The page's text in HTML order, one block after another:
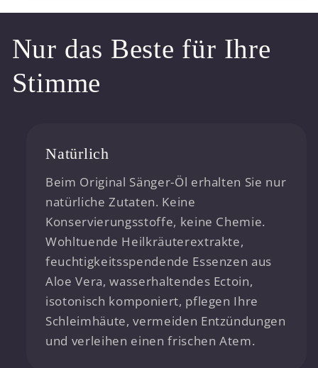
Nur das Beste für Ihre
Stimme
Natürlich
Beim Original Sänger-Öl erhalten Sie nur
natürliche Zutaten. Keine
Konservierungsstoffe, keine Chemie.
Wohltuende Heilkräuterextrakte,
feuchtigkeitsspendende Essenzen aus
Aloe Vera, wasserhaltendes Ectoin,
isotonisch komponiert, pflegen Ihre
Schleimhäute, vermeiden Entzündungen
und verleihen einen frischen Atem.